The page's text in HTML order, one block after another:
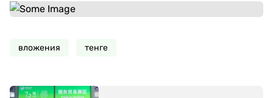
вложения тенге